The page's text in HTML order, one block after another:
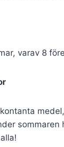
varav 8